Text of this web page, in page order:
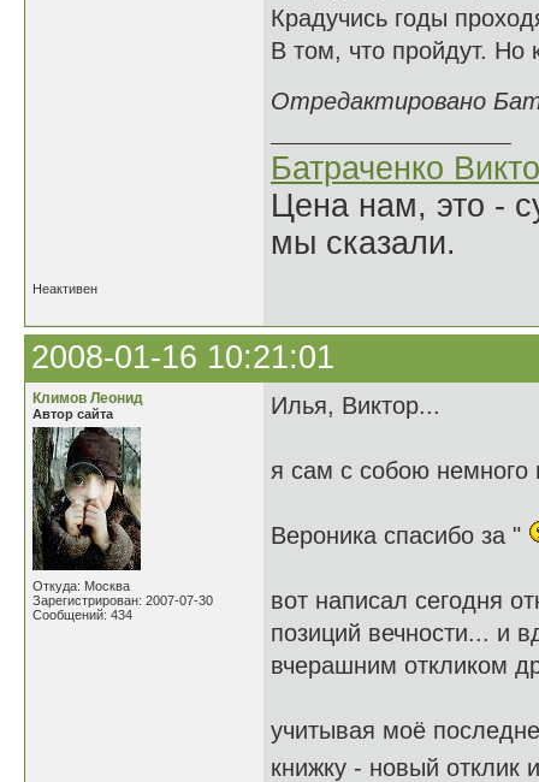
Крадучись годы
В том, что пройдут. Но
Отредактировано
Батраченко
Цена нам, это -
мы сказали.
Неактивен
2008-01-16 10:21:01
Климов Леонид
Автор сайта
Откуда: Москва
Зарегистрирован: 2007-07-30
Сообщений: 434
Илья, Виктор...
я сам с собою немного
Вероника спасибо за "
вот написал сегодня
позиций вечности... и
вчерашним откликом
учитывая моё
книжку - новый отклик